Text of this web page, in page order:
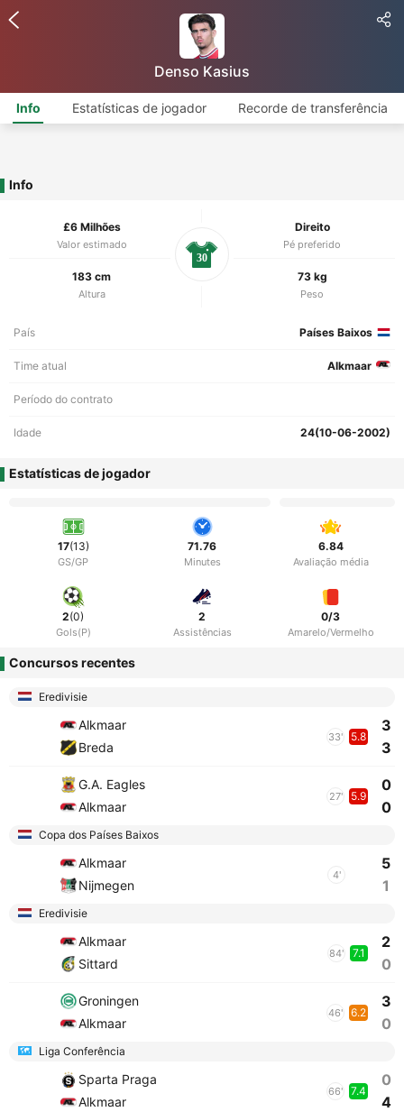
Denso Kasius
Info Estatísticas de jogador Recorde de transferência
Info
£6 Milhões
Valor estimado
Direito
Pé preferido
183 cm
Altura
73 kg
Peso
30
País Países Baixos
Time atual Alkmaar
Período do contrato
Idade 24(10-06-2002)
Estatísticas de jogador
17(13)
GS/GP
71.76
Minutes
6.84
Avaliação média
2(0)
Gols(P)
2
Assistências
0/3
Amarelo/Vermelho
Concursos recentes
Eredivisie
Alkmaar
Breda
33' 5.8
3
3
G.A. Eagles
Alkmaar
27' 5.9
0
0
Copa dos Países Baixos
Alkmaar
Nijmegen
4'
5
1
Eredivisie
Alkmaar
Sittard
84' 7.1
2
0
Groningen
Alkmaar
46' 6.2
3
0
Liga Conferência
Sparta Praga
Alkmaar
66' 7.4
0
4